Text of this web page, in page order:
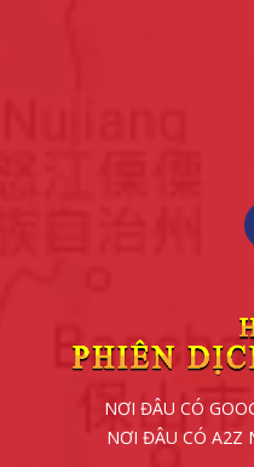
NƠI ĐÂU CÓ
NƠI ĐÂU CÓ A2Z